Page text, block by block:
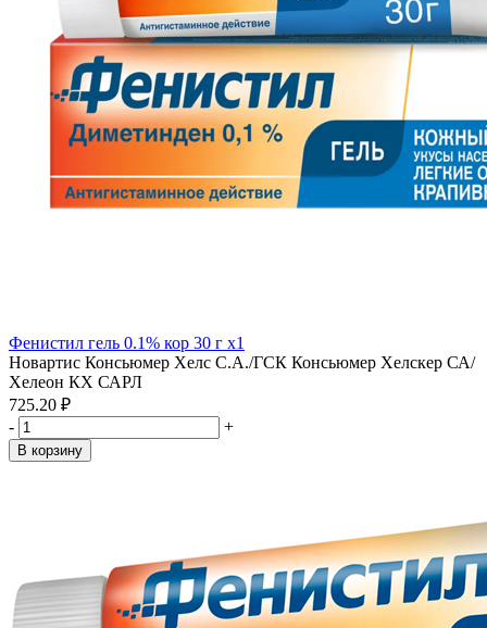
Фенистил гель 0.1% кор 30 г x1
Новартис Консьюмер Хелс С.А./ГСК Консьюмер Хелскер СА/
Хелеон КХ САРЛ
725.20 ₽
-
+
В корзину